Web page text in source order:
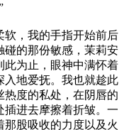
，我的手指开始前后
碰的那份敏感，茉莉安
此为止，眼神中满怀着
入地爱抚。我也就趁此
度的私处，在阴唇的
插进去摩擦着折皱。一
股吸收的力度以及火